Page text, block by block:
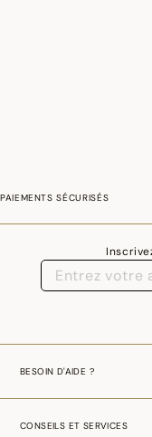
PAIEMENTS SÉCURISÉS
BESOIN D'AIDE ?
CONSEILS ET SERVICES